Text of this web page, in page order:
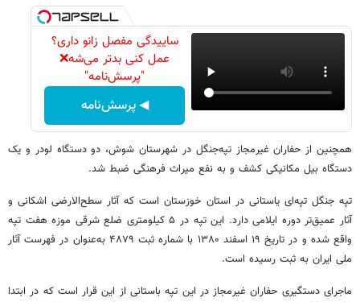
ساییدگی مفصل زانو داری؟
عمل کنی بدتر می‌شه❌
"پرسش‌نامه"
◀ پرسش‌نامه
همچنین از حفاران غیرمجاز تپه‌جنگل در شهرستان شوش، دو دستگاه لودر و یک
دستگاه بیل مکانیکی کشف و به نفع میراث فرهنگی ضبط شد.
تپه جنگل تپه‌ای یاستانی در استان خوزستان است که آثار سطح‌الارضی اشکانی و
آثار عمیق‌تر دوره ایلامی دارد. این تپه در ۵ کیلومتری ضلع شرقی موزه هفت تپه
واقع شده و در تاریخ ۱۹ اسفند ۱۳۸۰ با شماره ثبت ۴۸۷۹ به‌عنوان در فهرست آثار
ملی ایران به ثبت رسیده است.
ماجرای دستگیری حفاران غیرمجاز در این تپه باستانی از این قرار است که در ابتدا